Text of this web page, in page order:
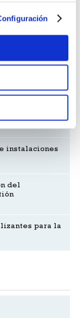
instalaciones
del
para la